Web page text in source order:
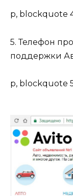
p, blockquote
5. Телефон
поддержки
p, blockquote